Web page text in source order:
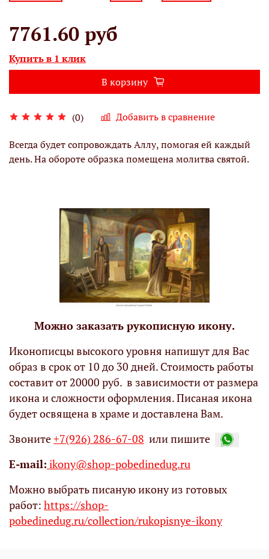
(0) Добавить в сравнение
7761.60 руб
Купить в 1 клик
В корзину
Всегда будет сопровождать Аллу, помогая ей каждый
день. На обороте образка помещена молитва святой.
Можно заказать рукописную икону.
Иконописцы высокого уровня напишут для Вас
образ в срок от 10 до 30 дней. Стоимость работы
составит от 20000 руб. в зависимости от размера
икона и сложности оформления. Писаная икона
будет освящена в храме и доставлена Вам.
Звоните+7(926) 286-67-08 или пишите
Е-mail: ikony@shop-pobedinedug.ru
Можно выбрать писаную икону из готовых
работ: https://shop-
pobedinedug.ru/collection/rukopisnye-ikony